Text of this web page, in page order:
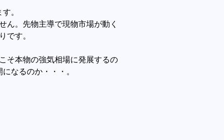
。
ん。先物主導で現物市場が動く
です。
そ本物の強気相場に発展するの
なるのか・・・。